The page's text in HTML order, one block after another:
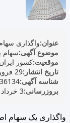
عنوان:واگذاری
موضوع آگهی:
موقعیت:کشور ایران
تاریخ انتشار:29 فروردین 1405
شناسه آگهی:36134
بروزرسانی:3 خرداد 1405
واگذاری یک سهام